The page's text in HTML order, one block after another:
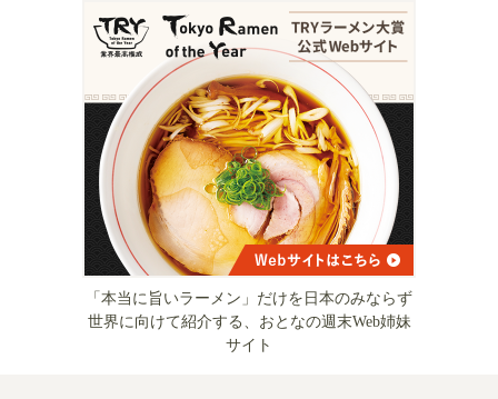
「本当に旨いラーメン」だけを日本のみならず
世界に向けて紹介する、おとなの週末Web姉妹
サイト